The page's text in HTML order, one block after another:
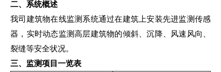
二、系统概述
我司建筑物在线监测系统通过在建筑上安装先进监测传感
器，实时动态监测高层建筑物的倾斜、沉降、风速风向、
裂缝等安全状况。
三、监测项目一览表